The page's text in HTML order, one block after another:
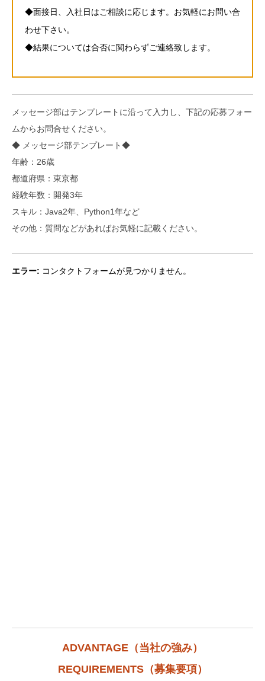
◆面接日、入社日はご相談に応じます。お気軽にお問い合
わせ下さい。
◆結果については合否に関わらずご連絡致します。
メッセージ部はテンプレートに沿って入力し、下記の応募フォー
ムからお問合せください。
◆ メッセージ部テンプレート◆
年齢：26歳
都道府県：東京都
経験年数：開発3年
スキル：Java2年、Python1年など
その他：質問などがあればお気軽に記載ください。
エラー: コンタクトフォームが見つかりません。
ADVANTAGE（当社の強み）
REQUIREMENTS（募集要項）